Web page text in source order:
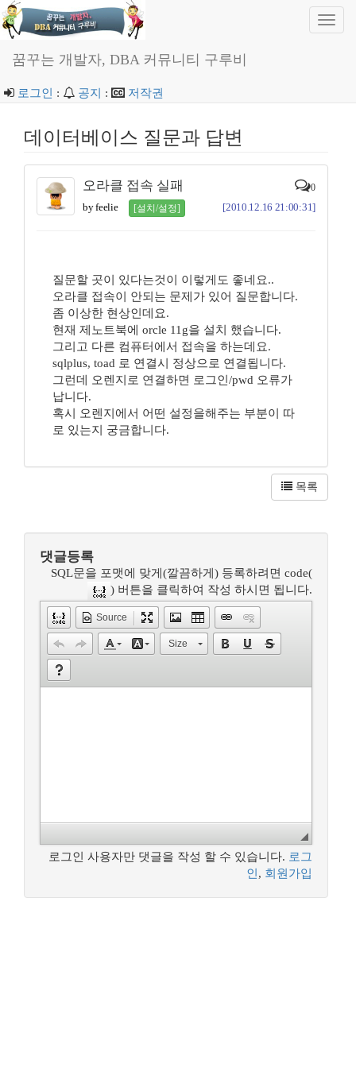
꿈꾸는 개발자, DBA 커뮤니티 구루비
로그인 : 공지 : 저작권
데이터베이스 질문과 답변
오라클 접속 실패 0
by feelie [설치/설정] [2010.12.16 21:00:31]
질문할 곳이 있다는것이 이렇게도 좋네요..
오라클 접속이 안되는 문제가 있어 질문합니다.
좀 이상한 현상인데요.
현재 제노트북에 orcle 11g을 설치 했습니다.
그리고 다른 컴퓨터에서 접속을 하는데요.
sqlplus, toad 로 연결시 정상으로 연결됩니다.
그런데 오렌지로 연결하면 로그인/pwd 오류가
납니다.
혹시 오렌지에서 어떤 설정을해주는 부분이 따
로 있는지 궁금합니다.
목록
댓글등록
SQL문을 포맷에 맞게(깔끔하게) 등록하려면 code(
) 버튼을 클릭하여 작성 하시면 됩니다.
Source
Size
로그인 사용자만 댓글을 작성 할 수 있습니다. 로그
인 , 회원가입